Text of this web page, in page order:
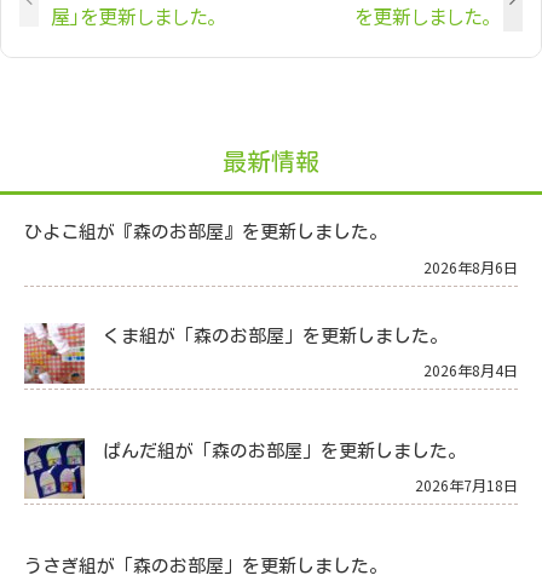
屋」を更新しました。
を更新しました。
最新情報
ひよこ組が『森のお部屋』を更新しました。
2026年8月6日
くま組が「森のお部屋」を更新しました。
2026年8月4日
ぱんだ組が「森のお部屋」を更新しました。
2026年7月18日
うさぎ組が「森のお部屋」を更新しました。